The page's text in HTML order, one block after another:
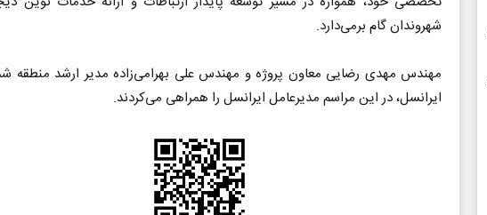
شهروندان گام برمی‌دارد.
مهندس مهدی رضایی معاون پروژه و مهندس علی بهرامی‌زاده مدیر ارشد منطقه
ایرانسل، در این مراسم مدیرعامل ایرانسل را همراهی می‌کردند.